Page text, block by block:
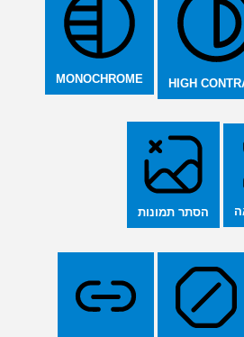
HIGH
MONOCHROME
הסתר תמונות